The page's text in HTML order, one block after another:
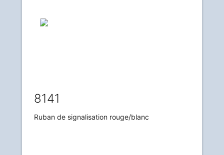
8141
Ruban de signalisation rouge/blanc